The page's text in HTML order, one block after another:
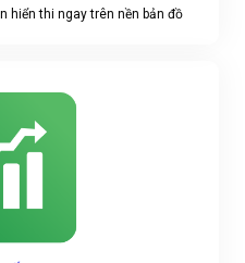
hiển thi ngay trên nền bản đồ